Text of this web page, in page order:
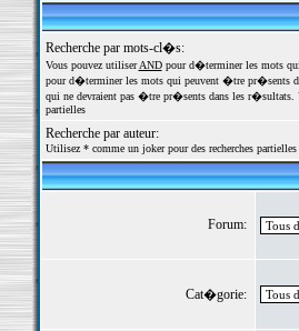
Recherche par mots-cl�s:
Vous pouvez utiliserANDpour d�terminer les mots
pour d�terminer les mots qui peuvent �tre pr�sents
qui ne devraient pas �tre pr�sents dans les r�sultats.
partielles
Recherche par auteur:
Utilisez * comme un joker pour des recherches partielles
Forum:
Cat�gorie: